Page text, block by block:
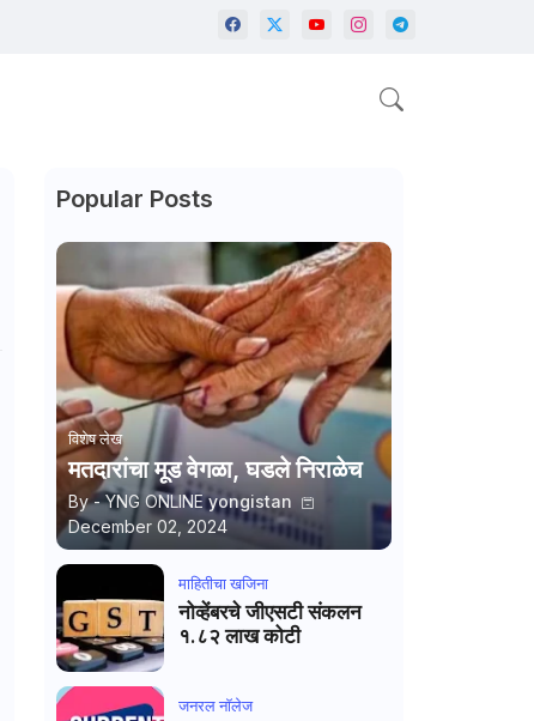
Popular Posts
विशेष लेख
मतदारांचा मूड वेगळा, घडले निराळेच
By - YNG ONLINE yongistan
December 02, 2024
माहितीचा खजिना
नोव्हेंबरचे जीएसटी संकलन
१.८२ लाख कोटी
जनरल नाॅलेज